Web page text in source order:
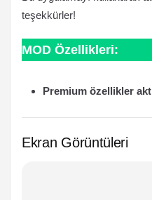
teşekkürler!
MOD Özellikleri:
Premium özellikler
Ekran Görüntüleri